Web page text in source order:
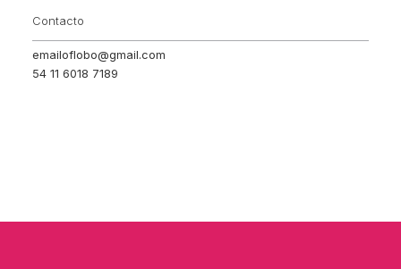
Contacto
emailoflobo@gmail.com
54 11 6018 7189